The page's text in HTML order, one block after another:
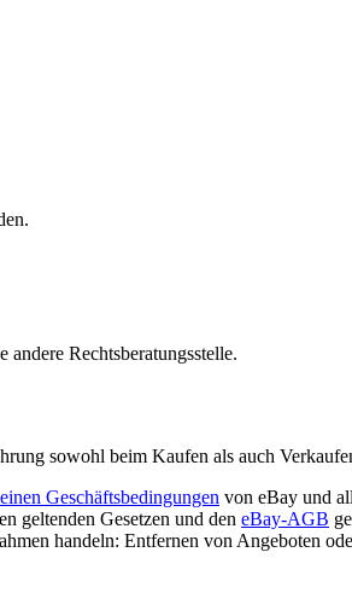
Rechtsberatungsstelle.
sowohl beim Kaufen als auch
Geschäftsbedingungen von eBay und
geltenden Gesetzen und den eBay-AGB
handeln: Entfernen von Angeboten